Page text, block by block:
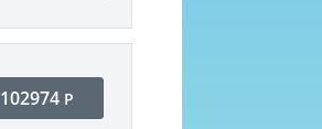
102974 Р